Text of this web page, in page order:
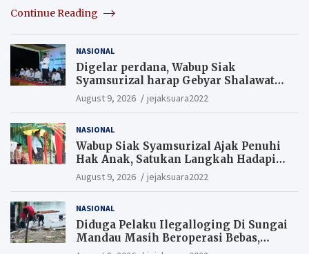
Continue Reading
NASIONAL
Digelar perdana, Wabup Siak
Syamsurizal harap Gebyar Shalawat
bisa meningkatkan nilai keagamaan
ditengah-tengah masyarakat.
August 9, 2026 jejaksuara2022
NASIONAL
Wabup Siak Syamsurizal Ajak Penuhi
Hak Anak, Satukan Langkah Hadapi
Tantangan Daerah
August 9, 2026 jejaksuara2022
NASIONAL
Diduga Pelaku Ilegalloging Di Sungai
Mandau Masih Beroperasi Bebas,
Masyarakat Minta Aparat Penegak